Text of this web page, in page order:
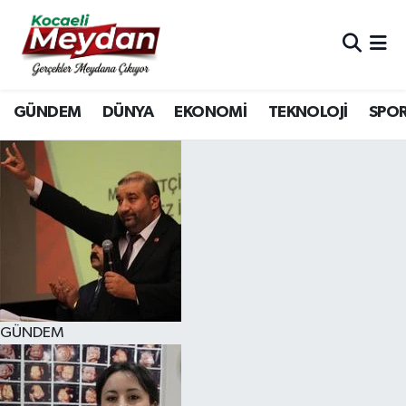
GÜNDEM DÜNYA EKONOMİ TEKNOLOJİ
GÜNDEM
Nöbetçi Eczaneler
Hava Durumu
Trafik Durumu
Süper Lig Puan Durumu ve Fikstür
Tüm Manşetler
Son Dakika Haberleri
Haber Arşivi